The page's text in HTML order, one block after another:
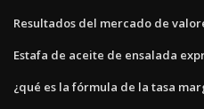
Resultados del mercado de
Estafa de aceite de ensalada
¿qué es la fórmula de la tasa